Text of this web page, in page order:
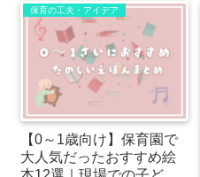
保育の工夫・アイデア
【0～1歳向け】保育園で
大人気だったおすすめ絵